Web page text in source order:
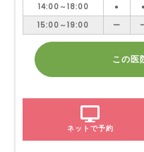
14:00～18:00
● ●
15:00～19:00
ー
この医
ネットで予約